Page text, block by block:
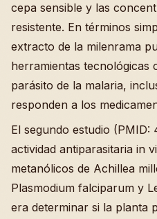
cepa sensible y las
resistente. En términos
extracto de la milenrama
herramientas tecnológicas
parásito de la malaria,
responden a los
El segundo estudio (PMID:
actividad antiparasitaria in
metanólicos de Achillea
Plasmodium falciparum y
era determinar si la planta